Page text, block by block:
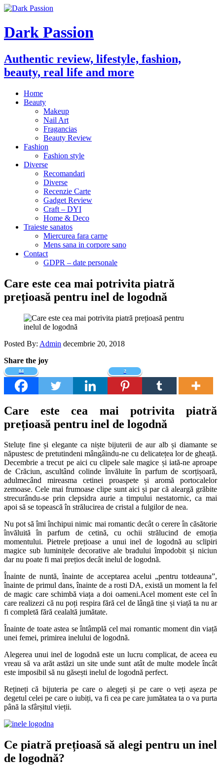
Dark Passion
Authentic review, lifestyle, fashion,
beauty, real life and more
Home
Beauty
Makeup
Nail Art
Fragancias
Beauty Review
Fashion
Fashion style
Diverse
Recomandari
Diverse
Recenzie Carte
Gadget Review
Craft – DYI
Home & Deco
Traieste sanatos
Miercurea fara carne
Mens sana in corpore sano
Contact
GDPR – date personale
Care este cea mai potrivita piatră
prețioasă pentru inel de logodnă
Posted By: Admin decembrie 20, 2018
Share the joy
84 2
Care este cea mai potrivita piatră
prețioasă pentru inel de logodnă
Steluțe fine și elegante ca niște bijuterii de aur alb și diamante se
năpustesc de pretutindeni mângâindu-ne cu delicatețea lor de gheață.
Decembrie a trecut pe aici cu clipele sale magice și iată-ne aproape
de Crăciun, ascultând colinde învăluite în parfum de scorțișoară,
adulmecând mireasma cetinei proaspete și aromă portocalelor
zemoase. Cele mai frumoase clipe sunt aici și par că aleargă grăbite
strecurându-se prin clepsidra aurie a timpului nestatornic, ca mai
apoi să se topească în strălucirea de cristal a fulgilor de nea.
Nu pot să îmi închipui nimic mai romantic decât o cerere în căsătorie
învăluită în parfum de cetină, cu ochii strălucind de emoția
momentului. Pietrele prețioase a unui inel de logodnă au sclipiri
magice sub luminițele decorative ale bradului împodobit și niciun
dar nu poate fi mai prețios decât inelul de logodnă.
Înainte de nuntă, înainte de acceptarea acelui „pentru totdeauna”,
înainte de primul dans, înainte de a rosti DA, există un moment la fel
de magic care schimbă viața a doi oameni.Acel moment este cel în
care realizezi că nu poți respira fără cel de lângă tine și viață ta nu ar
fi completă fără cealaltă jumătate.
Înainte de toate astea se întâmplă cel mai romantic moment din viață
unei femei, primirea inelului de logodnă.
Alegerea unui inel de logodnă este un lucru complicat, de aceea eu
vreau să va arăt astăzi un site unde sunt atât de multe modele încât
este imposibil să nu găsești inelul de logodnă perfect.
Rețineți că bijuteria pe care o alegeți și pe care o veți așeza pe
degetul celei pe care o iubiți, va fi cea pe care jumătatea ta o va purta
până la sfârșitul vieții.
Ce piatră prețioasă să alegi pentru un inel
de logodnă?